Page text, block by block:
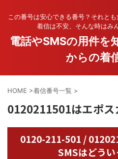
この番号は安心できる番号？それと
着信は不安、そんな時はみ
電話やSMSの用件を
からの着
HOME >着信番号一覧 >
0120211501はエポス
0120-211-501 /
SMSはどうい